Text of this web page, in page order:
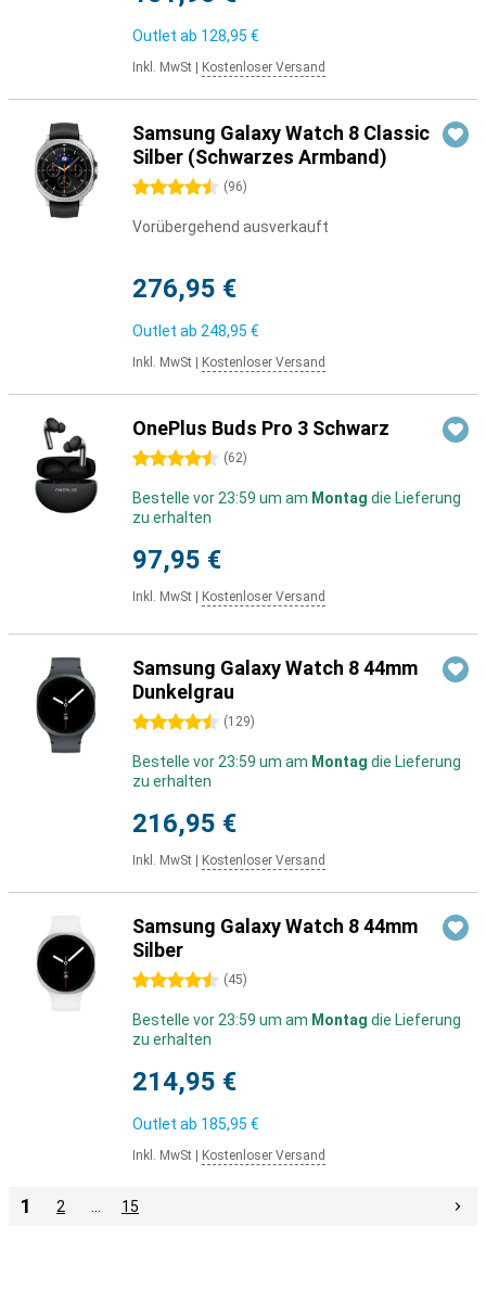
Outlet ab 128,95 €
Inkl. MwSt Kostenloser Versand
Samsung Galaxy Watch 8 Classic
Silber (Schwarzes Armband)
4.5 Sterne (96)
Vorübergehend ausverkauft
276,95 €
Outlet ab 248,95 €
Inkl. MwSt Kostenloser Versand
OnePlus Buds Pro 3 Schwarz
4.5 Sterne (62)
Bestelle vor 23:59 um am Montag die Lieferung
zu erhalten
97,95 €
Inkl. MwSt Kostenloser Versand
Samsung Galaxy Watch 8 44mm
Dunkelgrau
4.5 Sterne (129)
Bestelle vor 23:59 um am Montag die Lieferung
zu erhalten
216,95 €
Inkl. MwSt Kostenloser Versand
Samsung Galaxy Watch 8 44mm
Silber
4.5 Sterne (45)
Bestelle vor 23:59 um am Montag die Lieferung
zu erhalten
214,95 €
Outlet ab 185,95 €
Inkl. MwSt Kostenloser Versand
1 2 15